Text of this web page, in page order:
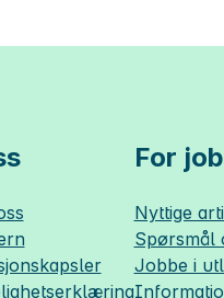
For
Nyttige
Spørsmål
Jobbe i